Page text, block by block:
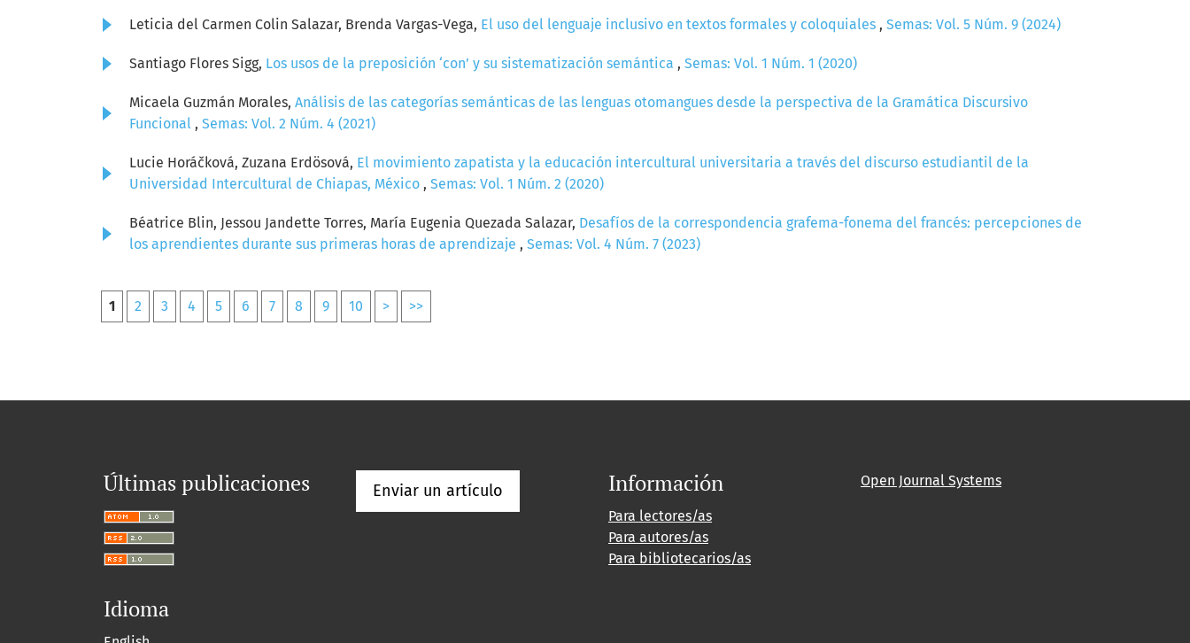
Leticia del Carmen Colin Salazar, Brenda Vargas-Vega, El uso del lenguaje inclusivo en textos formales y coloquiales , Semas: Vol. 5 Núm. 9 (2024)
Santiago Flores Sigg, Los usos de la preposición ‘con’ y su sistematización semántica , Semas: Vol. 1 Núm. 1 (2020)
Micaela Guzmán Morales, Análisis de las categorías semánticas de las lenguas otomangues desde la perspectiva de la Gramática Discursivo
Funcional , Semas: Vol. 2 Núm. 4 (2021)
Lucie Horáčková, Zuzana Erdösová, El movimiento zapatista y la educación intercultural universitaria a través del discurso estudiantil de la
Universidad Intercultural de Chiapas, México , Semas: Vol. 1 Núm. 2 (2020)
Béatrice Blin, Jessou Jandette Torres, María Eugenia Quezada Salazar, Desafíos de la correspondencia grafema-fonema del francés: percepciones de
los aprendientes durante sus primeras horas de aprendizaje , Semas: Vol. 4 Núm. 7 (2023)
1 2 3 4 5 6 7 8 9 10 > >>
Últimas publicaciones Enviar un artículo Información
Para lectores/as
Para autores/as
Para bibliotecarios/as
Open Journal Systems
Idioma